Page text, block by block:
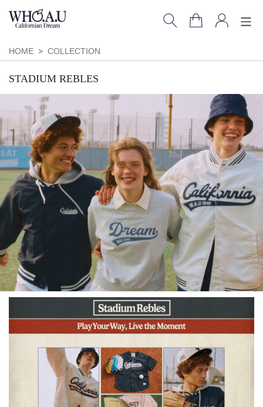
HOME COLLECTION
STADIUM REBLES